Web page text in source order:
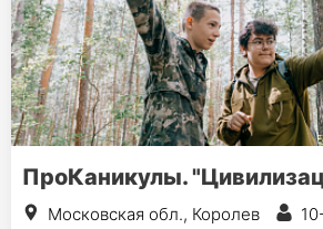
ПроКаникулы.
Московская обл., Королев